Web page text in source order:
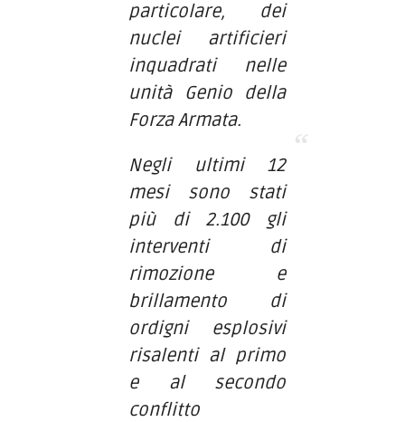
particolare, dei
nuclei artificieri
inquadrati nelle
unità Genio della
Forza Armata.
Negli ultimi 12
mesi sono stati
più di 2.100 gli
interventi di
rimozione e
brillamento di
ordigni esplosivi
risalenti al primo
e al secondo
conflitto